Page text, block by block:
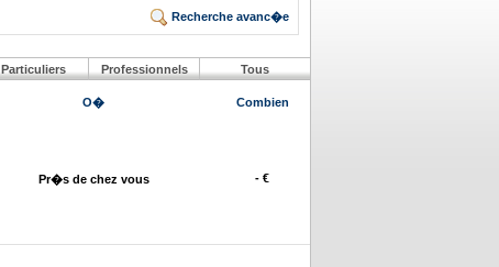
Recherche avanc�e
Tous
Professionnels
Particuliers
O� Combien
Pr�s de chez vous - €